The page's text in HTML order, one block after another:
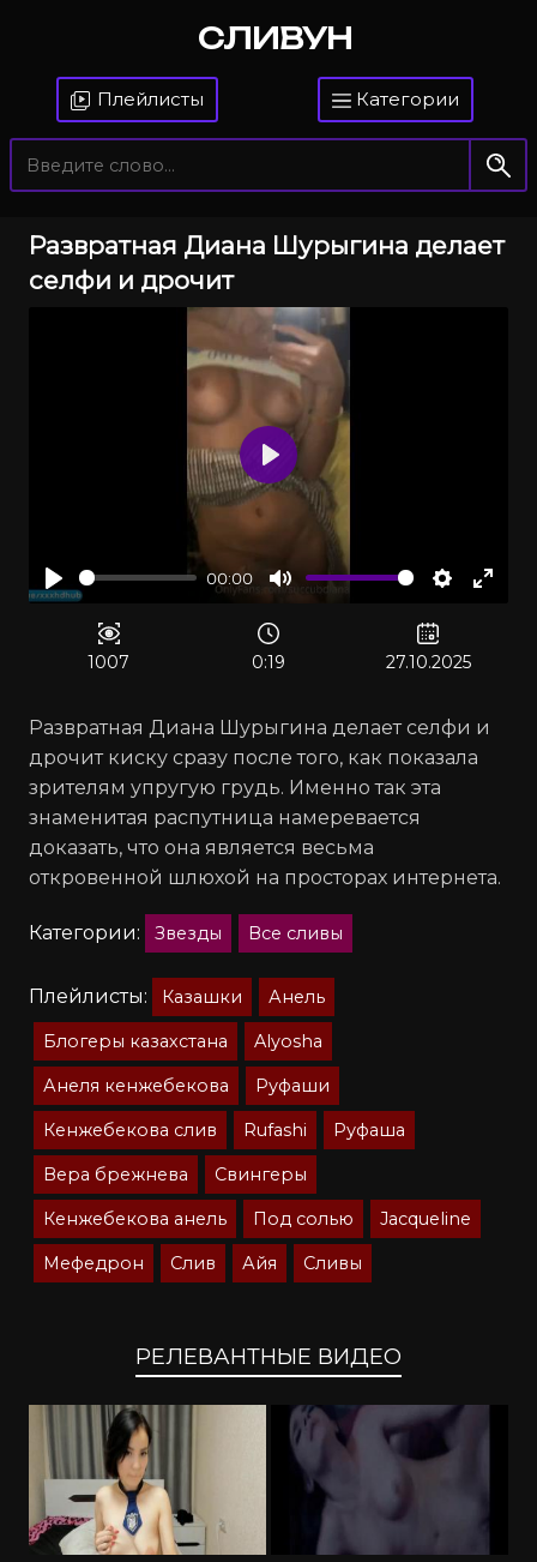
СЛИВУН
Плейлисты Категории
Развратная Диана Шурыгина делает
селфи и дрочит
Воспроизвести
00:00
Отключить
Воспроизвести
1007 0:19 27.10.2025
Развратная Диана Шурыгина делает селфи и
дрочит киску сразу после того, как показала
зрителям упругую грудь. Именно так эта
знаменитая распутница намеревается
доказать, что она является весьма
откровенной шлюхой на просторах интернета.
Категории: Звезды Все сливы
Плейлисты: Казашки Анель
Блогеры казахстана Alyosha
Анеля кенжебекова Руфаши
Кенжебекова слив Rufashi Руфаша
Вера брежнева Свингеры
Кенжебекова анель Под солью Jacqueline
Мефедрон Слив Айя Сливы
РЕЛЕВАНТНЫЕ ВИДЕО